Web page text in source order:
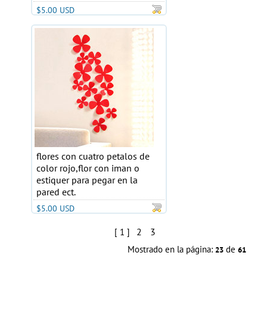
$5.00 USD
flores con cuatro petalos de
color rojo,flor con iman o
estiquer para pegar en la
pared ect.
$5.00 USD
[ 1 ] 2 3
Mostrado en la página: 23 de 61